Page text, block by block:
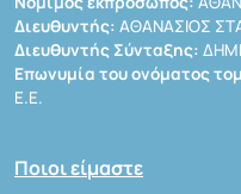
Διευθυντής: ΑΘΑΝΑΣΙΟΣ
Διευθυντής Σύνταξης:
Επωνυμία του ονόματος
Ε.Ε.
Ποιοι είμαστε